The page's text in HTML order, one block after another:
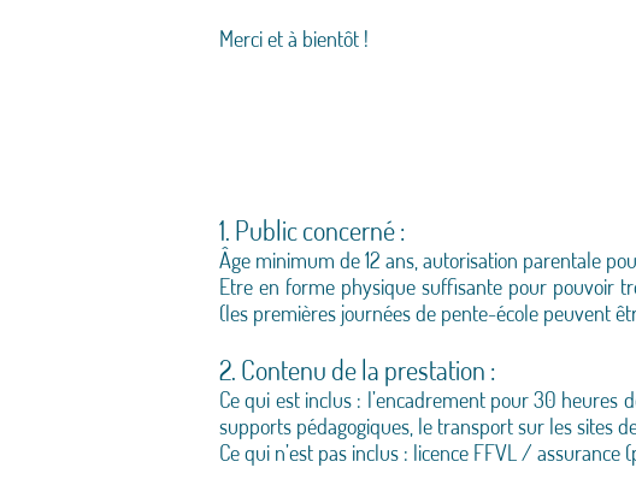
Merci et à bientôt !
1. Public concerné :
Âge minimum de 12 ans, autorisation parentale
Etre en forme physique suffisante pour pouvoir
(les premières journées de pente-école peuvent
2. Contenu de la prestation :
Ce qui est inclus : l’encadrement pour 30 heures
supports pédagogiques, le transport sur les sites
Ce qui n’est pas inclus : licence FFVL /